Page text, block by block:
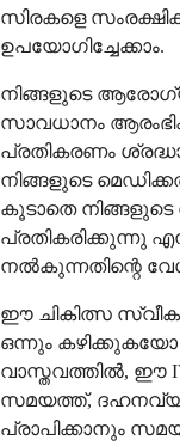
സിരകളെ
ഉപയോഗിച്ചേക്കാം.
നിങ്ങളുടെ
സാവധാനം
പ്രതികരണം
നിങ്ങളുടെ
കൂടാതെ
പ്രതികരിക്കുന്നു
നൽകുന്നതിന്റെ
ഈ ചികിത്സ
ഒന്നും
വാസ്തവത്തിൽ, ഈ
സമയത്ത്,
പ്രാപിക്കാനും